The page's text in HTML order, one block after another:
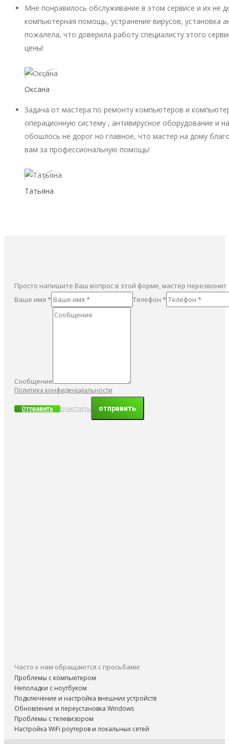
Мне понравилось обслуживание в этом сервисе и их не
компьютерная помощь, устранение вирусов, установка
пожалела, что доверила работу специалисту этого
цены!
Оксана
Задача от мастера по ремонту компьютеров и
операционную систему , антивирусное оборудование и
обошлось не дорог но главное, что мастер на дому
вам за профессиональную помощь!
Татьяна
Просто напишите Ваш вопрос в этой форме, мастер
Ваше имя *
Телефон *
Сообщение
Политика конфиденциальности
Отправить очистить
Часто к нам обращаются с просьбами:
Проблемы с компьютером
Неполадки с ноутбуком
Подключение и настройка внешних устройств
Обновление и переустановка Windows
Проблемы с телевизором
Настройка WiFi роутеров и локальных сетей